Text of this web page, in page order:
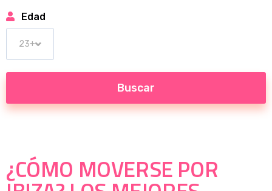
Edad
¿CÓMO MOVERSE POR